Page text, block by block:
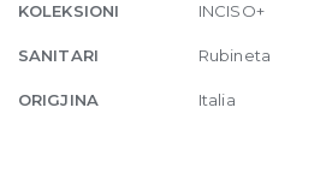
KOLEKSIONI INCISO+
SANITARI Rubineta
ORIGJINA Italia